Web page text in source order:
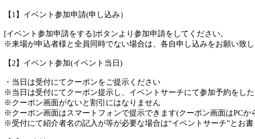
【1】イベント参加申請(申し込み）
[イベント参加申請をする]ボタンより参加申請をしてください。
※来場が申込者様と全員同時でない場合は、各自申し込みをお願い致し
【2】イベント参加(イベント当日)
・当日は受付にてクーポンをご提示ください
※当日は受付にてクーポン提示し、イベントサーチにて参加予約をし
※クーポン画面がないと割引にはなりません
※クーポン画面はスマートフォンで提示できます(クーポン画面はPCか
※受付にて紹介者名の記入が等が必要な場合は“イベントサーチ”とお書